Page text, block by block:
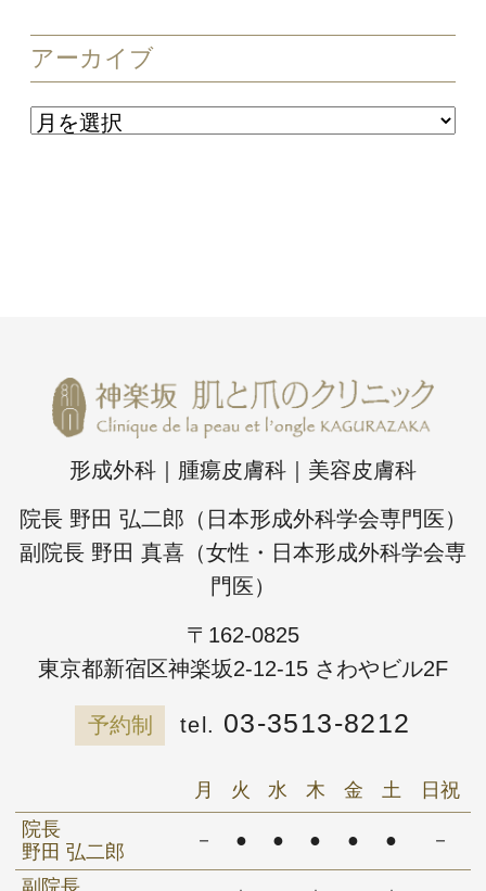
アーカイブ
形成外科｜腫瘍皮膚科｜美容皮膚科
院長 野田 弘二郎（日本形成外科学会専門医）
副院長 野田 真喜（女性・日本形成外科学会専
門医）
〒162-0825
東京都新宿区神楽坂2-12-15 さわやビル2F
予約制 03-3513-8212
月 火 水 木 金 土
日祝
院長
野田 弘二郎
－ ● ● ● ● ● －